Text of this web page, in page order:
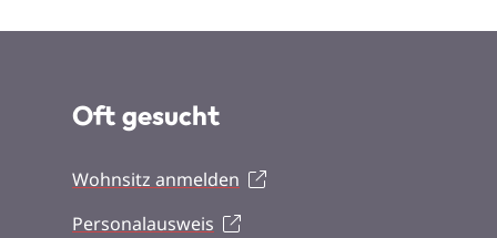
Oft gesucht
Wohnsitz anmelden
Personalausweis